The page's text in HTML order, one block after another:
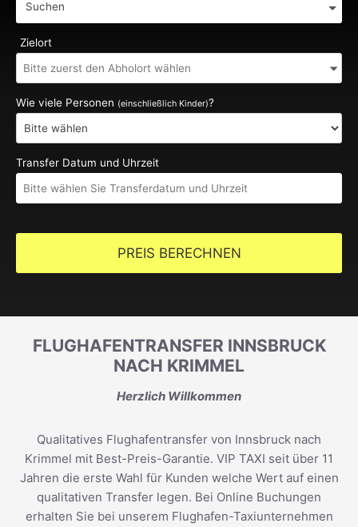
Suchen
Zielort
Wie viele Personen (einschließlich Kinder)?
Transfer Datum und Uhrzeit
PREIS BERECHNEN
FLUGHAFENTRANSFER INNSBRUCK
NACH KRIMMEL
Herzlich Willkommen
Qualitatives Flughafentransfer von Innsbruck nach
Krimmel mit Best-Preis-Garantie. VIP TAXI seit über 11
Jahren die erste Wahl für Kunden welche Wert auf einen
qualitativen Transfer legen. Bei Online Buchungen
erhalten Sie bei unserem Flughafen-Taxiunternehmen